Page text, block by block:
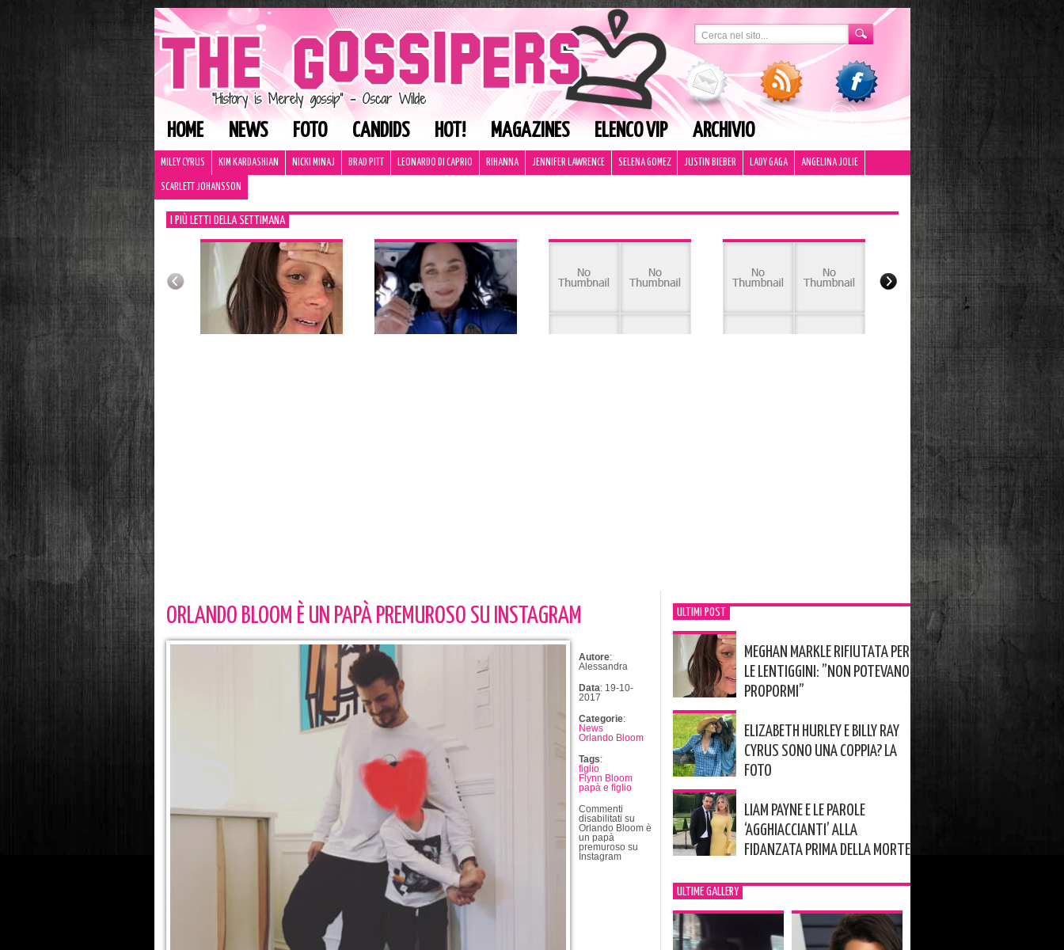
HOME NEWS FOTO CANDIDS HOT! MAGAZINES ELENCO VIP ARCHIVIO
MILEY CYRUS KIM KARDASHIAN NICKI MINAJ BRAD PITT LEONARDO DI CAPRIO RIHANNA JENNIFER LAWRENCE SELENA GOMEZ JUSTIN BIEBER LADY GAGA ANGELINA JOLIE
SCARLETT JOHANSSON
I PIÙ LETTI DELLA SETTIMANA
ORLANDO BLOOM È UN PAPÀ PREMUROSO SU INSTAGRAM
Autore:
Alessandra
Data: 19-10-
2017
Categorie:
News
Orlando Bloom
Tags:
figlio
Flynn Bloom
papà e figlio
Commenti
disabilitati su
Orlando Bloom è
un papà
premuroso su
Instagram
ULTIMI POST
MEGHAN MARKLE RIFIUTATA PER
LE LENTIGGINI: ”NON POTEVANO
PROPORMI”
ELIZABETH HURLEY E BILLY RAY
CYRUS SONO UNA COPPIA? LA
FOTO
LIAM PAYNE E LE PAROLE
‘AGGHIACCIANTI’ ALLA
FIDANZATA PRIMA DELLA MORTE
ULTIME GALLERY